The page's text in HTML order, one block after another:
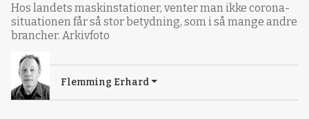
Hos landets maskinstationer, venter man ikke corona-
situationen får så stor betydning, som i så mange andre
brancher. Arkivfoto
Flemming Erhard